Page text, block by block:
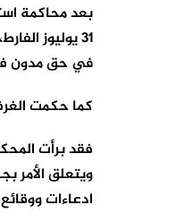
بعد محاكمة
في حق مدون
كما حكمت
فقد برأت
ويتعلق الأمر
ادعاءات